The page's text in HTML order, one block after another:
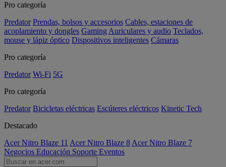
Pro categoría
Predator Prendas, bolsos y accesorios Cables, estaciones de
acoplamiento y dongles Gaming Auriculares y audio Teclados,
mouse y lápiz óptico Dispositivos inteligentes Cámaras
Pro categoría
Predator Wi-Fi 5G
Pro categoría
Predator Bicicletas eléctricas Escúteres eléctricos Kinetic Tech
Destacado
Acer Nitro Blaze 11 Acer Nitro Blaze 8 Acer Nitro Blaze 7
Negocios Educación Soporte Eventos